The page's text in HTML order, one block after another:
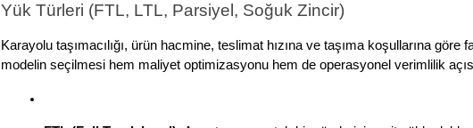
Yük Türleri (FTL, LTL, Parsiyel, Soğuk Zincir)
Karayolu taşımacılığı, ürün hacmine, teslimat hızına ve taşıma koşullarına
modelin seçilmesi hem maliyet optimizasyonu hem de operasyonel verimlilik